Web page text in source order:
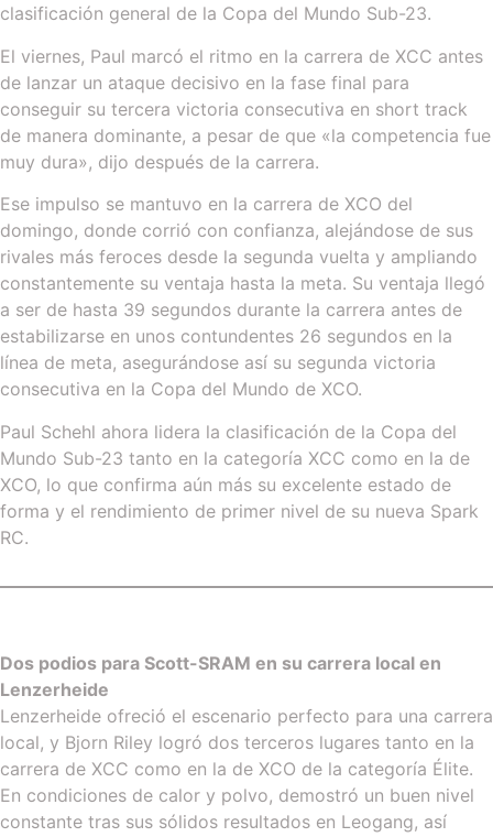
clasificación general de la Copa del Mundo Sub-23.
El viernes, Paul marcó el ritmo en la carrera de XCC antes
de lanzar un ataque decisivo en la fase final para
conseguir su tercera victoria consecutiva en short track
de manera dominante, a pesar de que «la competencia fue
muy dura», dijo después de la carrera.
Ese impulso se mantuvo en la carrera de XCO del
domingo, donde corrió con confianza, alejándose de sus
rivales más feroces desde la segunda vuelta y ampliando
constantemente su ventaja hasta la meta. Su ventaja llegó
a ser de hasta 39 segundos durante la carrera antes de
estabilizarse en unos contundentes 26 segundos en la
línea de meta, asegurándose así su segunda victoria
consecutiva en la Copa del Mundo de XCO.
Paul Schehl ahora lidera la clasificación de la Copa del
Mundo Sub-23 tanto en la categoría XCC como en la de
XCO, lo que confirma aún más su excelente estado de
forma y el rendimiento de primer nivel de su nueva Spark
RC.
Dos podios para Scott-SRAM en su carrera local en
Lenzerheide
Lenzerheide ofreció el escenario perfecto para una carrera
local, y Bjorn Riley logró dos terceros lugares tanto en la
carrera de XCC como en la de XCO de la categoría Élite.
En condiciones de calor y polvo, demostró un buen nivel
constante tras sus sólidos resultados en Leogang, así